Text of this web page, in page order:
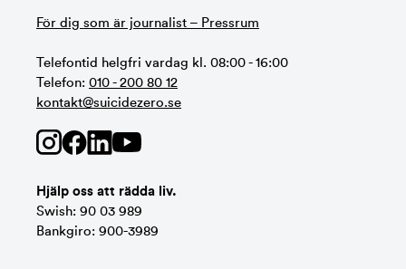
För dig som är journalist – Pressrum
Telefontid helgfri vardag kl. 08:00 - 16:00
Telefon: 010 - 200 80 12
kontakt@suicidezero.se
Hjälp oss att rädda liv.
Swish: 90 03 989
Bankgiro: 900-3989